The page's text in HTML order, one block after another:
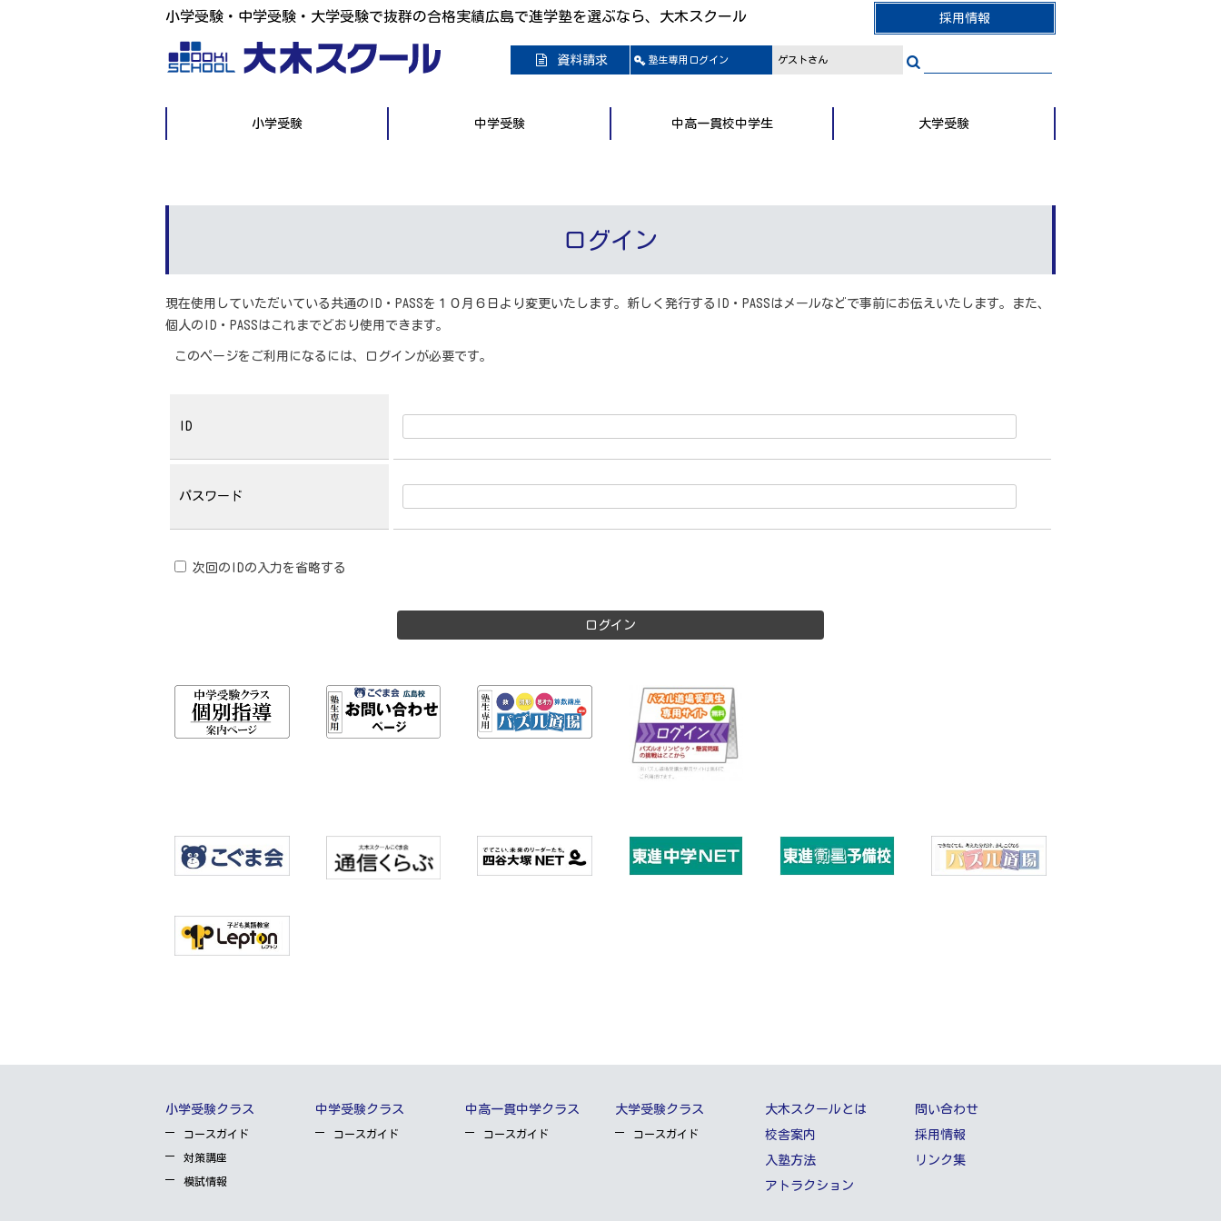
採用情報
小学受験・中学受験・大学受験で抜群の合格実績広島で進学塾を選ぶなら、大木スクール
塾生専用 ログイン ゲストさん
資料請求
小学受験 中学受験 中高一貫校中学生 大学受験
ログイン
現在使用していただいている共通のID・PASSを１０月６日より変更いたします。新しく発行するID・PASSはメールなどで事前にお伝えいたします。また、
個人のID・PASSはこれまでどおり使用できます。
このページをご利用になるには、ログインが必要です。
ID
パスワード
次回のIDの入力を省略する
小学受験クラス
コースガイド
対策講座
模試情報
中学受験クラス
コースガイド
中高一貫中学クラス
コースガイド
大学受験クラス
コースガイド
大木スクールとは
校舎案内
入塾方法
アトラクション
問い合わせ
採用情報
リンク集